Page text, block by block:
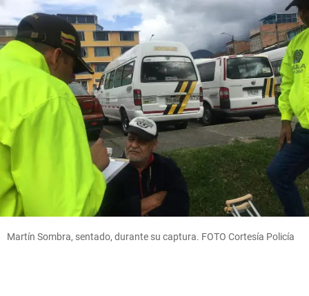
Martín Sombra, sentado, durante su captura. FOTO Cortesía Policía